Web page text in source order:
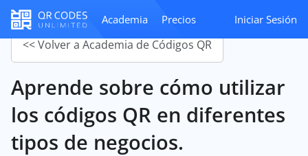
Academia Precios Iniciar Sesión
<< Volver a Academia de Códigos QR
Aprende sobre cómo utilizar
los códigos QR en diferentes
tipos de negocios.